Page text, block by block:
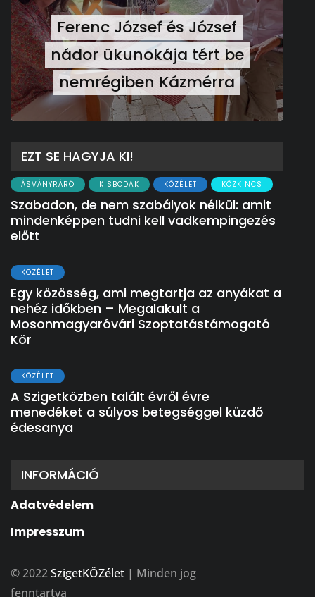
Ferenc József és József
nádor ükunokája tért be
nemrégiben Kázmérra
EZT SE HAGYJA KI!
ÁSVÁNYRÁRÓ KISBODAK KÖZÉLET KÖZKINCS
Szabadon, de nem szabályok nélkül: amit
mindenképpen tudni kell vadkempingezés
előtt
KÖZÉLET
Egy közösség, ami megtartja az anyákat a
nehéz időkben – Megalakult a
Mosonmagyaróvári Szoptatástámogató
Kör
KÖZÉLET
A Szigetközben talált évről évre
menedéket a súlyos betegséggel küzdő
édesanya
INFORMÁCIÓ
Adatvédelem
Impresszum
© 2022SzigetKÖZélet | Minden jog
fenntartva